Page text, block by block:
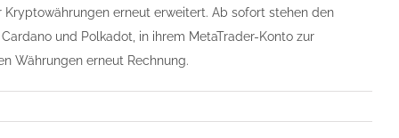
erneut erweitert. Ab sofort stehen den
und Polkadot, in ihrem MetaTrader-Konto zur
Währungen erneut Rechnung.